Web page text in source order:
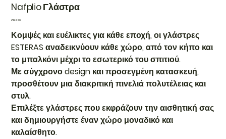
Nafplio Γλάστρα
Price
€149.90
Κομψές και ευέλικτες για κάθε εποχή, οι γλάστρες
ESTERAS αναδεικνύουν κάθε χώρο, από τον κήπο και
το μπαλκόνι μέχρι το εσωτερικό του σπιτιού.
Με σύγχρονο design και προσεγμένη κατασκευή,
προσθέτουν μια διακριτική πινελιά πολυτέλειας και
στυλ.
Επιλέξτε γλάστρες που εκφράζουν την αισθητική σας
και δημιουργήστε έναν χώρο μοναδικό και
καλαίσθητο.